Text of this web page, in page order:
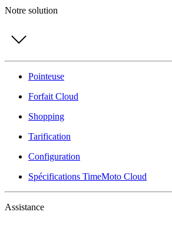
Notre solution
Pointeuse
Forfait Cloud
Shopping
Tarification
Configuration
Spécifications TimeMoto Cloud
Assistance